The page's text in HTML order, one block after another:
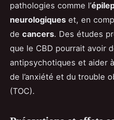
pathologies comme l’
neurologiques et, en
de cancers. Des études
que le CBD pourrait avoir
antipsychotiques et aider
de l’anxiété et du trouble
(TOC).